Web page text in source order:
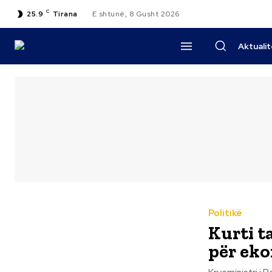
25.9 C Tirana E shtunë, 8 Gusht 2026
Politikë
Kurti
për